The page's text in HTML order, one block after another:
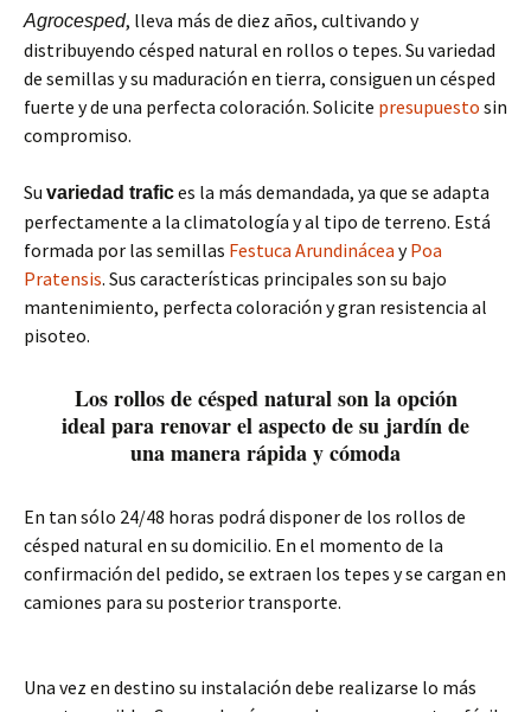
Agrocesped, lleva más de diez años, cultivando y
distribuyendo césped natural en rollos o tepes. Su variedad
de semillas y su maduración en tierra, consiguen un césped
fuerte y de una perfecta coloración. Solicite presupuesto sin
compromiso.
Su variedad trafices la más demandada, ya que se adapta
perfectamente a la climatología y al tipo de terreno. Está
formada por las semillas Festuca Arundinácea yPoa
Pratensis. Sus características principales son su bajo
mantenimiento, perfecta coloración y gran resistencia al
pisoteo.
Los rollos de césped natural son la opción
ideal para renovar el aspecto de su jardín de
una manera rápida y cómoda
En tan sólo 24/48 horas podrá disponer de los rollos de
césped natural en su domicilio. En el momento de la
confirmación del pedido, se extraen los tepes y se cargan en
camiones para su posterior transporte.
Una vez en destino su instalación debe realizarse lo más